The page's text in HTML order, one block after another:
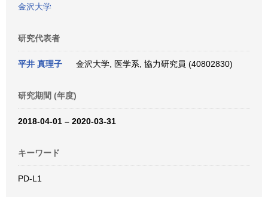
金沢大学
研究代表者
平井 真理子 金沢大学, 医学系, 協力研究員 (40802830)
研究期間 (年度)
2018-04-01 – 2020-03-31
キーワード
PD-L1